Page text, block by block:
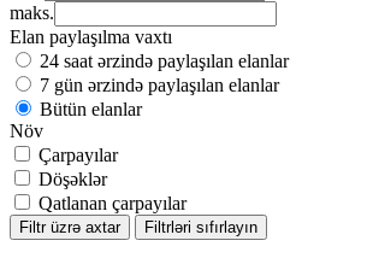
maks.
Elan paylaşılma vaxtı
24 saat ərzində paylaşılan elanlar
7 gün ərzində paylaşılan elanlar
Bütün elanlar
Növ
Çarpayılar
Döşəklər
Qatlanan çarpayılar
Filtr üzrə axtar Filtrləri sıfırlayın